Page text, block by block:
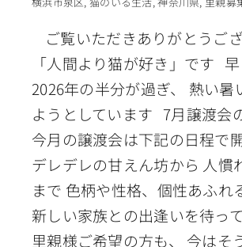
ご覧いただきありがとうご
「人間より猫が好き」です
2026年の半分が過ぎ、 熱い暑
ようとしています 7月譲渡会
今月の譲渡会は下記の日程で
デレデレの甘えん坊から 人慣
まで 色柄や性格、個性あふれ
新しい家族との出逢いを待っ
里親様ご希望の方も、 今はそ